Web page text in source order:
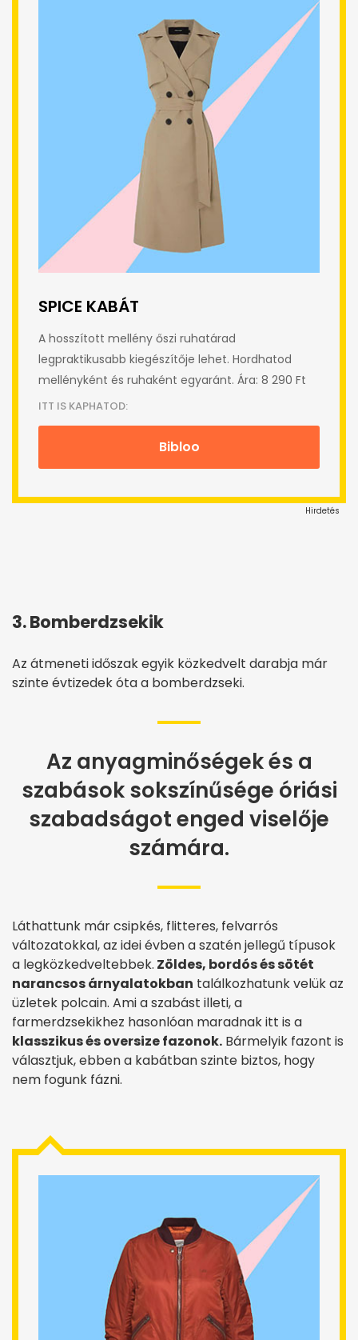
SPICE KABÁT
A hosszított mellény őszi ruhatárad
legpraktikusabb kiegészítője lehet. Hordhatod
mellényként és ruhaként egyaránt. Ára: 8 290 Ft
ITT IS KAPHATOD:
Bibloo
Hirdetés
3. Bomberdzsekik
Az átmeneti időszak egyik közkedvelt darabja már
szinte évtizedek óta a bomberdzseki.
Az anyagminőségek és a
szabások sokszínűsége óriási
szabadságot enged viselője
számára.
Láthattunk már csipkés, flitteres, felvarrós
változatokkal, az idei évben a szatén jellegű típusok
a legközkedveltebbek. Zöldes, bordós és sötét
narancsos árnyalatokban találkozhatunk velük az
üzletek polcain. Ami a szabást illeti, a
farmerdzsekikhez hasonlóan maradnak itt is a
klasszikus és oversize fazonok. Bármelyik fazont is
választjuk, ebben a kabátban szinte biztos, hogy
nem fogunk fázni.